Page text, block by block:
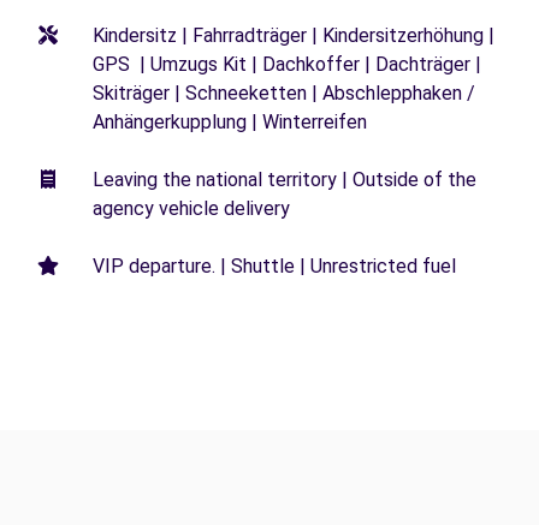
Kindersitz | Fahrradträger | Kindersitzerhöhung |
GPS | Umzugs Kit | Dachkoffer | Dachträger |
Skiträger | Schneeketten | Abschlepphaken /
Anhängerkupplung | Winterreifen
Leaving the national territory | Outside of the
agency vehicle delivery
VIP departure. | Shuttle | Unrestricted fuel